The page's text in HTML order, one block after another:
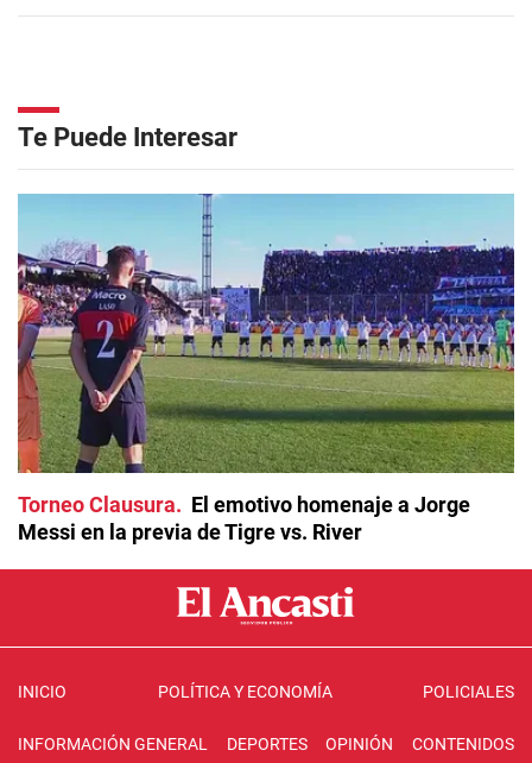
Te Puede Interesar
Torneo Clausura
El emotivo homenaje a Jorge
Messi en la previa de Tigre vs. River
INICIO POLÍTICA Y ECONOMÍA POLICIALES
INFORMACIÓN GENERAL DEPORTES OPINIÓN CONTENIDOS